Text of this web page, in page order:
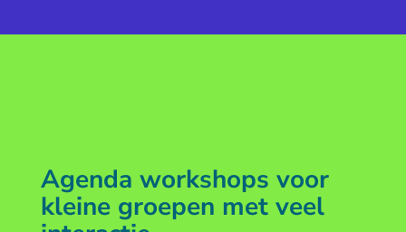
Agenda workshops voor
kleine groepen met veel